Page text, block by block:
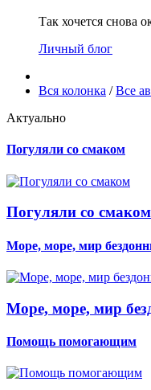
Так хочется снова
Личный блог
Вся колонка /Все
Актуально
Погуляли со смаком
Погуляли со смаком
Море, море, мир
Море, море, мир
Помощь помогающим